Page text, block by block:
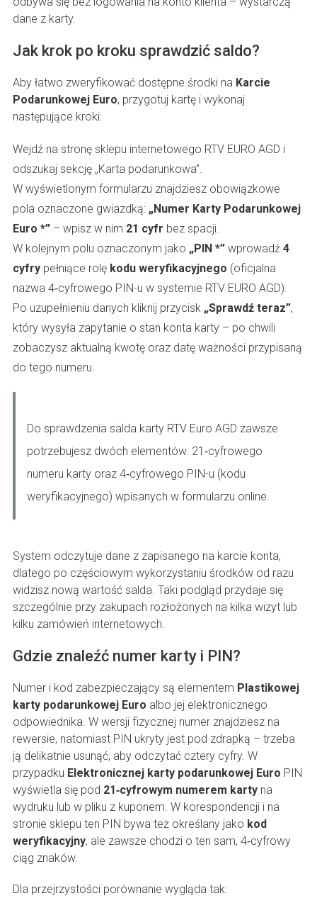
dane z karty.
Jak krok po kroku sprawdzić saldo?
Aby łatwo zweryfikować dostępne środki na Karcie
Podarunkowej Euro, przygotuj kartę i wykonaj
następujące kroki:
Wejdź na stronę sklepu internetowego RTV EURO AGD i
odszukaj sekcję „Karta podarunkowa”.
W wyświetlonym formularzu znajdziesz obowiązkowe
pola oznaczone gwiazdką: „Numer Karty Podarunkowej
Euro *”– wpisz w nim 21 cyfr bez spacji.
W kolejnym polu oznaczonym jako „PIN *”wprowadź 4
cyfrypełniące rolę kodu weryfikacyjnego (oficjalna
nazwa 4‑cyfrowego PIN-u w systemie RTV EURO AGD).
Po uzupełnieniu danych kliknij przycisk „Sprawdź teraz”,
który wysyła zapytanie o stan konta karty – po chwili
zobaczysz aktualną kwotę oraz datę ważności przypisaną
do tego numeru.
Do sprawdzenia salda karty RTV Euro AGD zawsze
potrzebujesz dwóch elementów: 21‑cyfrowego
numeru karty oraz 4‑cyfrowego PIN-u (kodu
weryfikacyjnego) wpisanych w formularzu online.
System odczytuje dane z zapisanego na karcie konta,
dlatego po częściowym wykorzystaniu środków od razu
widzisz nową wartość salda. Taki podgląd przydaje się
szczególnie przy zakupach rozłożonych na kilka wizyt lub
kilku zamówień internetowych.
Gdzie znaleźć numer karty i PIN?
Numer i kod zabezpieczający są elementem Plastikowej
karty podarunkowej Euro albo jej elektronicznego
odpowiednika. W wersji fizycznej numer znajdziesz na
rewersie, natomiast PIN ukryty jest pod zdrapką – trzeba
ją delikatnie usunąć, aby odczytać cztery cyfry. W
przypadku Elektronicznej karty podarunkowej Euro PIN
wyświetla się pod 21‑cyfrowym numerem kartyna
wydruku lub w pliku z kuponem. W korespondencji i na
stronie sklepu ten PIN bywa też określany jako kod
weryfikacyjny, ale zawsze chodzi o ten sam, 4‑cyfrowy
ciąg znaków.
Dla przejrzystości porównanie wygląda tak: